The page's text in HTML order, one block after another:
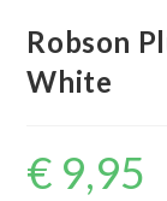
Robson
White
€ 9,95